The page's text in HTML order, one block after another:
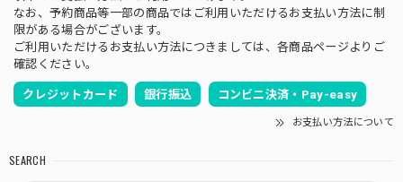
なお、予約商品等一部の商品ではご利用いただけるお支払い方法に制
限がある場合がございます。
ご利用いただけるお支払い方法につきましては、各商品ページよりご
確認ください。
クレジットカード 銀行振込 コンビニ決済・Pay-easy
お支払い方法について
SEARCH